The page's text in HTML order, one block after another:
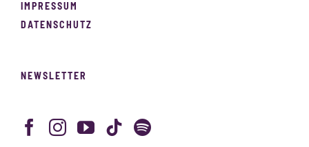
IMPRESSUM
DATENSCHUTZ
NEWSLETTER